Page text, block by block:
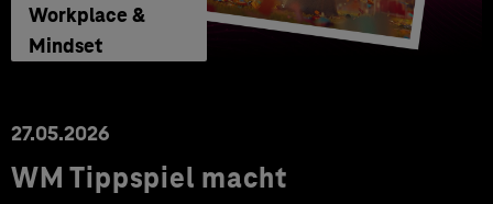
Workplace &
Mindset
27.05.2026
WM Tippspiel macht